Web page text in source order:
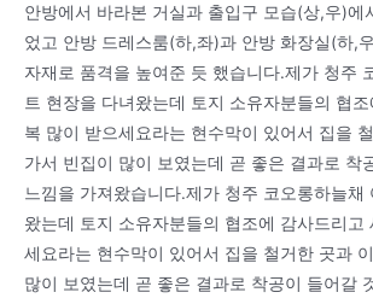
안방에서 바라본 거실과 출입구 모습(상,우)에
었고 안방 드레스룸(하,좌)과 안방 화장실(하,
자재로 품격을 높여준 듯 했습니다.제가 청주
트 현장을 다녀왔는데 토지 소유자분들의 협
복 많이 받으세요라는 현수막이 있어서 집을
가서 빈집이 많이 보였는데 곧 좋은 결과로 착
느낌을 가져왔습니다.제가 청주 코오롱하늘채
왔는데 토지 소유자분들의 협조에 감사드리고
세요라는 현수막이 있어서 집을 철거한 곳과
많이 보였는데 곧 좋은 결과로 착공이 들어갈